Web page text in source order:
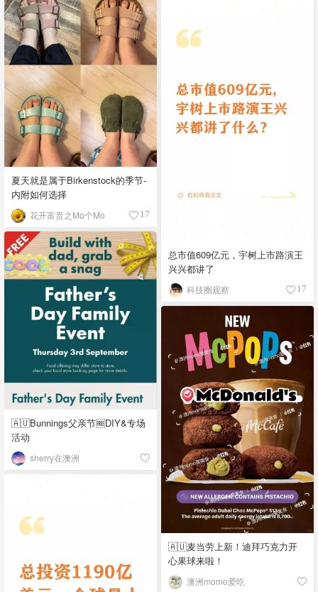
夏天就是属于Birkenstock的季节-
内附如何选择
花开富贵之Mo个Mo 17
总市值609亿元，宇树上市路演王
兴兴都讲了
科技圈观察 17
🇦🇺Bunnings父亲节🆓DIY&专场
活动
sherry在澳洲
🇦🇺麦当劳上新！迪拜巧克力开
心果球来啦！
澳洲momo爱吃